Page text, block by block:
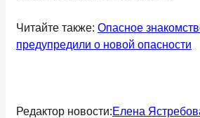
Читайте также: Опасное
предупредили о новой опасности
Редактор новости:Елена